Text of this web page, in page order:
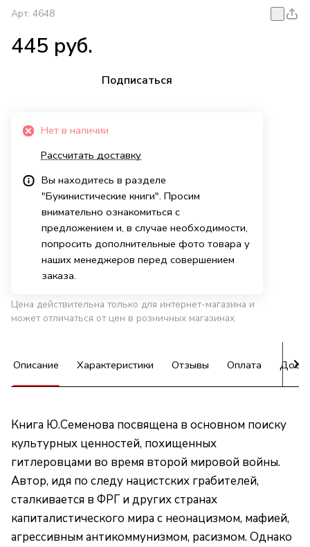
Арт. 4648
445 руб.
Подписаться
Нет в наличии
Рассчитать доставку
Вы находитесь в разделе
"Букинистические книги". Просим
внимательно ознакомиться с
предложением и, в случае необходимости,
попросить дополнительные фото товара у
наших менеджеров перед совершением
заказа.
Цена действительна только для интернет-магазина и
может отличаться от цен в розничных магазинах
Описание Характеристики Отзывы Оплата
Книга Ю.Семенова посвящена в основном поиску
культурных ценностей, похищенных
гитлеровцами во время второй мировой войны.
Автор, идя по следу нацистских грабителей,
сталкивается в ФРГ и других странах
капиталистического мира с неонацизмом, мафией,
агрессивным антикоммунизмом, расизмом. Однако